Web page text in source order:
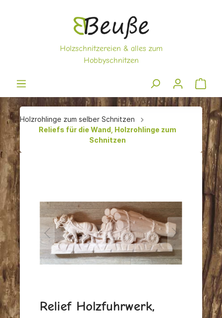
Holzrohlinge zum selber Schnitzen
Reliefs für die Wand, Holzrohlinge zum
Schnitzen
Relief Holzfuhrwerk,